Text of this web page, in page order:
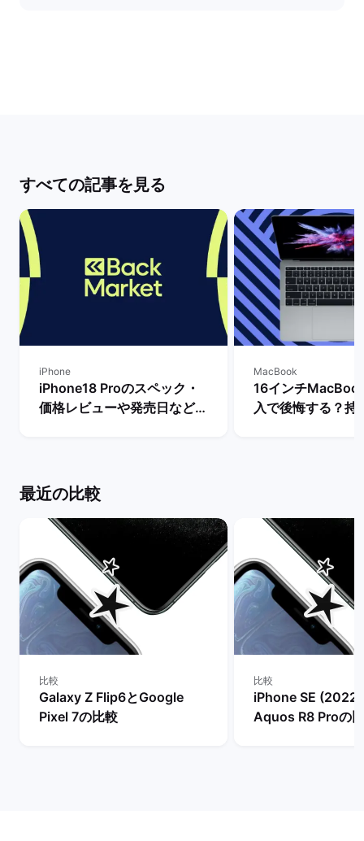
すべての記事を見る
iPhone
iPhone18 Proのスペック・
価格レビューや発売日など最
MacBook
16インチ
入で後悔する？持
最近の比較
比較
Galaxy Z Flip6とGoogle
Pixel 7の比較
比較
iPhone SE
Aquos R8 Proの